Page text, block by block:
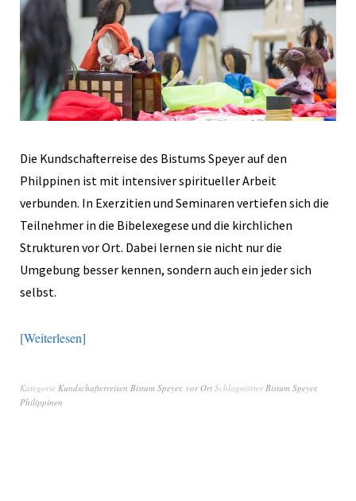
Die Kundschafterreise des Bistums Speyer auf den
Philppinen ist mit intensiver spiritueller Arbeit
verbunden. In Exerzitien und Seminaren vertiefen sich die
Teilnehmer in die Bibelexegese und die kirchlichen
Strukturen vor Ort. Dabei lernen sie nicht nur die
Umgebung besser kennen, sondern auch ein jeder sich
selbst.
Weiterlesen
Kategorie Kundschafterreisen Bistum Speyer, vor Ort SchlagwörterBistum Speyer,
Philippinen